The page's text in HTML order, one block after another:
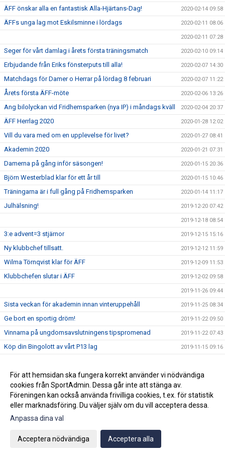
ÄFF önskar alla en fantastisk Alla-Hjärtans-Dag! 2020-02-14 09:58
ÄFFs unga lag mot Eskilsminne i lördags 2020-02-11 08:06
2020-02-11 07:28
Seger för vårt damlag i årets första träningsmatch 2020-02-10 09:14
Erbjudande från Eriks fönsterputs till alla! 2020-02-07 14:30
Matchdags för Damer o Herrar på lördag 8 februari 2020-02-07 11:22
Årets första ÄFF-möte 2020-02-06 13:26
Ang bilolyckan vid Fridhemsparken (nya IP) i måndags kväll 2020-02-04 20:37
ÄFF Herrlag 2020 2020-01-28 12:02
Vill du vara med om en upplevelse för livet? 2020-01-27 08:41
Akademin 2020 2020-01-21 07:31
Damerna på gång inför säsongen! 2020-01-15 20:36
Björn Westerblad klar för ett år till 2020-01-15 10:46
Träningarna är i full gång på Fridhemsparken 2020-01-14 11:17
Julhälsning! 2019-12-20 07:42
2019-12-18 08:54
3:e advent=3 stjärnor 2019-12-15 15:16
Ny klubbchef tillsatt. 2019-12-12 11:59
Wilma Törnqvist klar för ÄFF 2019-12-09 11:53
Klubbchefen slutar i ÄFF 2019-12-02 09:58
2019-11-26 09:44
Sista veckan för akademin innan vinteruppehåll 2019-11-25 08:34
Ge bort en sportig dröm! 2019-11-22 09:50
Vinnarna på ungdomsavslutningens tipspromenad 2019-11-22 07:43
Köp din Bingolott av vårt P13 lag 2019-11-15 09:16
Vi välkomnar Mikael " Ragge" Ragvald till ÄFF 2019-08-28 11:46
F17 FÖR- EM Spanien - Sverige
Sommarproffsläger 2019
Vinnare i 50/50 lotteriet 11/8
För att hemsidan ska fungera korrekt använder vi nödvändiga
cookies från SportAdmin. Dessa går inte att stänga av.
Föreningen kan också använda frivilliga cookies, t.ex. för statistik
eller marknadsföring. Du väljer själv om du vill acceptera dessa.
Anpassa dina val
Acceptera nödvändiga Acceptera alla